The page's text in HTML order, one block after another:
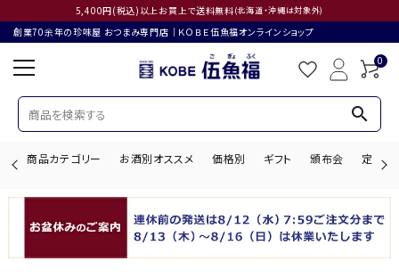
5,400円(税込)以上お買上で送料無料(北海道・沖縄は対象外)
創業70余年の珍味屋 おつまみ専門店│ＫＯＢＥ伍魚福オンラインショップ
0
search
商品カテゴリー お酒別オススメ 価格別 ギフト 頒布会 定期購
search